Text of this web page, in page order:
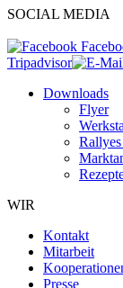
SOCIAL MEDIA
Tripadvisor
Downloads
Flyer
WIR
Kontakt
Mitarbeit
Presse